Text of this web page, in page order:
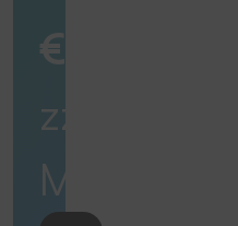
€
zzgl.
MwSt.